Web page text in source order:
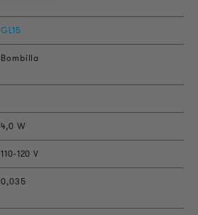
GL15
Bombilla
4,0 W
110-120 V
0,035